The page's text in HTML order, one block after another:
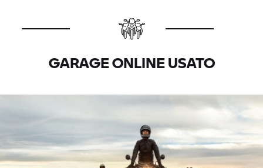
GARAGE ONLINE USATO